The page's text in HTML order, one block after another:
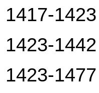
1417-
1423-
1423-